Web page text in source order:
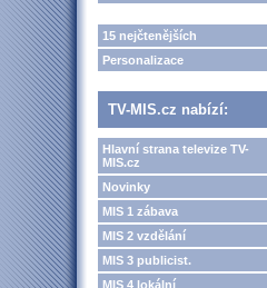
15 nejčtenějších
Personalizace
TV-MIS.cz nabízí:
Hlavní strana televize TV-
MIS.cz
Novinky
MIS 1 zábava
MIS 2 vzdělání
MIS 3 publicist.
MIS 4 lokální